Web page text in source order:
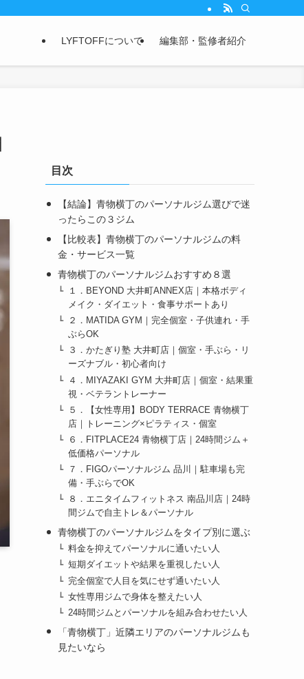
LYFTOFFについて 編集部・監修者紹介
目次
【結論】青物横丁のパーソナルジム選びで迷
ったらこの３ジム
【比較表】青物横丁のパーソナルジムの料
金・サービス一覧
青物横丁のパーソナルジムおすすめ８選
１．BEYOND 大井町ANNEX店｜本格ボディ
メイク・ダイエット・食事サポートあり
２．MATIDA GYM｜完全個室・子供連れ・手
ぶらOK
３．かたぎり塾 大井町店｜個室・手ぶら・リ
ーズナブル・初心者向け
４．MIYAZAKI GYM 大井町店｜個室・結果重
視・ベテラントレーナー
５．【女性専用】BODY TERRACE 青物横丁
店｜トレーニング×ピラティス・個室
６．FITPLACE24 青物横丁店｜24時間ジム＋
低価格パーソナル
７．FIGOパーソナルジム 品川｜駐車場も完
備・手ぶらでOK
８．エニタイムフィットネス 南品川店｜24時
間ジムで自主トレ＆パーソナル
青物横丁のパーソナルジムをタイプ別に選ぶ
料金を抑えてパーソナルに通いたい人
短期ダイエットや結果を重視したい人
完全個室で人目を気にせず通いたい人
女性専用ジムで身体を整えたい人
24時間ジムとパーソナルを組み合わせたい人
「青物横丁」近隣エリアのパーソナルジムも
見たいなら